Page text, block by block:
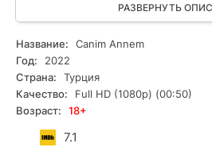
тяжелым ударом для главного
мечтал о семейном счастье, но
множеством проблем. Более того,
уже долгое время. Эта
вынуждает Мурата собраться с
чтобы не впадать в депрессию и не
маленькую дочь Зейнеп, которая
на сердце, от которой зависит ее
главный герой знакомится с
РАЗВЕРНУТЬ
Название:
Canim Annem
Год:
2022
Страна:
Турция
Качество:
Full HD (1080p) (00:50)
Возраст:
18+
7.1